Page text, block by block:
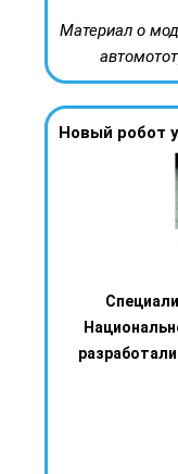
Материал о
Новый робот